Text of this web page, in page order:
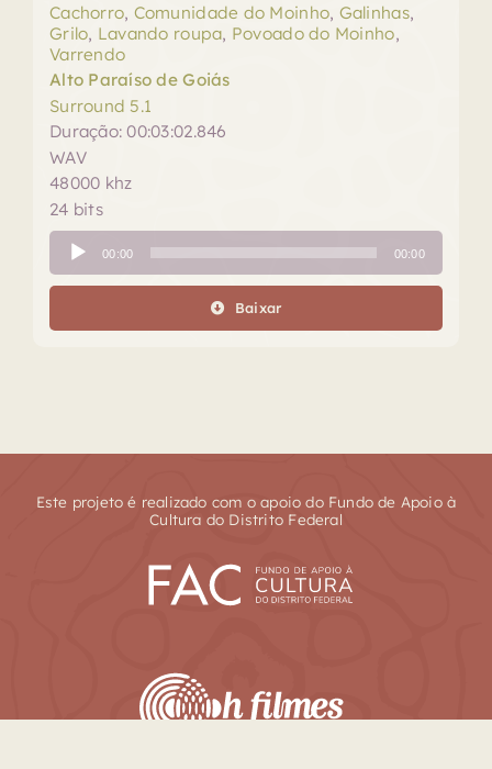
Cachorro, Comunidade do Moinho, Galinhas,
Grilo, Lavando roupa, Povoado do Moinho,
Varrendo
Alto Paraíso de Goiás
Surround 5.1
Duração: 00:03:02.846
WAV
48000 khz
24 bits
Tocador
de
áudio
00:00 00:00
Baixar
Este projeto é realizado com o apoio do Fundo de Apoio à
Cultura do Distrito Federal